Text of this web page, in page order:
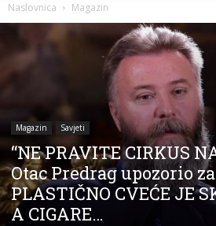
INFO
Naslovnica Magazin
Magazin Savjeti
“NE PRAVITE CIRKUS
Otac Predrag upozorio
PLASTIČNO CVEĆE JE
A CIGARE…